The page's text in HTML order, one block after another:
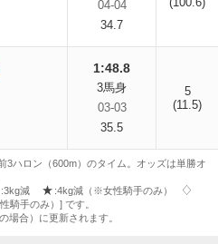
04-04
34.7
1:48.8
3馬身
03-03
35.5
5
(11.5)
ハロン（600m）のタイム。オッズは単勝オ
:3kg減
:4kg減（※女性騎手のみ）
騎手のみ）] です。
場合）に更新されます。